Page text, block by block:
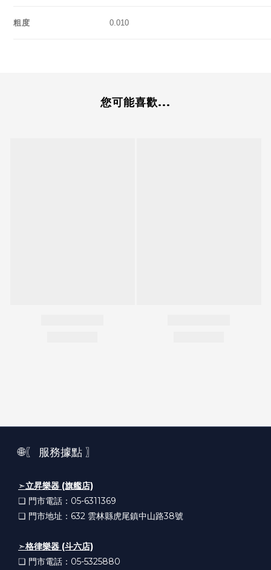
粗度 0.010
您可能喜歡...
🌐〖 服務據點 〗
➣立昇樂器 (旗艦店)
❏ 門市電話：05-6311369
❏ 門市地址：632 雲林縣虎尾鎮中山路38號
➣格律樂器 (斗六店)
❏ 門市電話：05-5325880